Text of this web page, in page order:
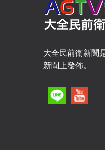
大全民前衛新聞
新聞上發佈。